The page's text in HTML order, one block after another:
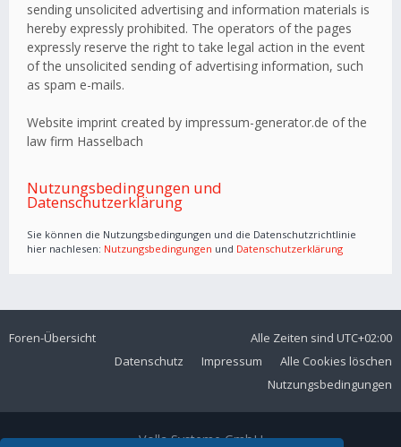
sending unsolicited advertising and information materials is
hereby expressly prohibited. The operators of the pages
expressly reserve the right to take legal action in the event
of the unsolicited sending of advertising information, such
as spam e-mails.
Website imprint created by impressum-generator.de of the
law firm Hasselbach
Nutzungsbedingungen und
Datenschutzerklärung
Sie können die Nutzungsbedingungen und die Datenschutzrichtlinie
hier nachlesen: Nutzungsbedingungen und Datenschutzerklärung
Foren-Übersicht Alle Zeiten sind UTC+02:00
Alle Cookies löschen
Impressum
Datenschutz
Nutzungsbedingungen
Volla Systeme GmbH